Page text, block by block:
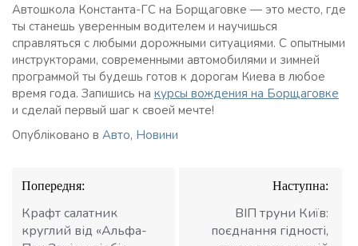
Автошкола Константа-ГС на Борщаговке — это место, где
ты станешь уверенным водителем и научишься
справляться с любыми дорожными ситуациями. С опытными
инструкторами, современными автомобилями и зимней
программой ты будешь готов к дорогам Киева в любое
время года. Запишись на курсы вождения на Борщаговке
и сделай первый шаг к своей мечте!
Опубліковано в Авто, Новини
Навігація
записів
Попередня:
Крафт салатник
круглий від «Альфа-
Наступна:
ВІП труни Київ:
поєднання гідності,